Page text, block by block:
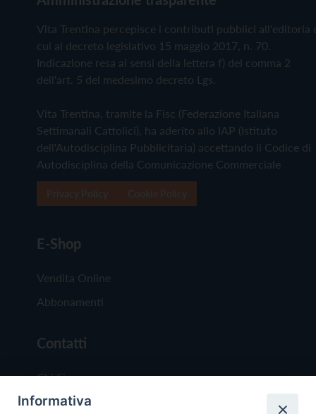
Vita Trentina percepisce i contributi pubblici all'editoria
cui al decreto legislativo 15 maggio 2017, n. 70.
Indicazione resa ai sensi della lettera f) del comma 2
dell'art. 5 del medesimo decreto Lgs.
Vita Trentina, tramite la Fisc (Federazione Italiana
Settimanali Cattolici), ha aderito allo IAP (Istituto
dell'Autodisciplina Pubblicitaria) accettando il Codice di
Autodisciplina della Comunicazione Commerciale
E-Shop
Vendita Online
Abbonamenti
Contatti
Chi Siamo
Redazione
Informativa